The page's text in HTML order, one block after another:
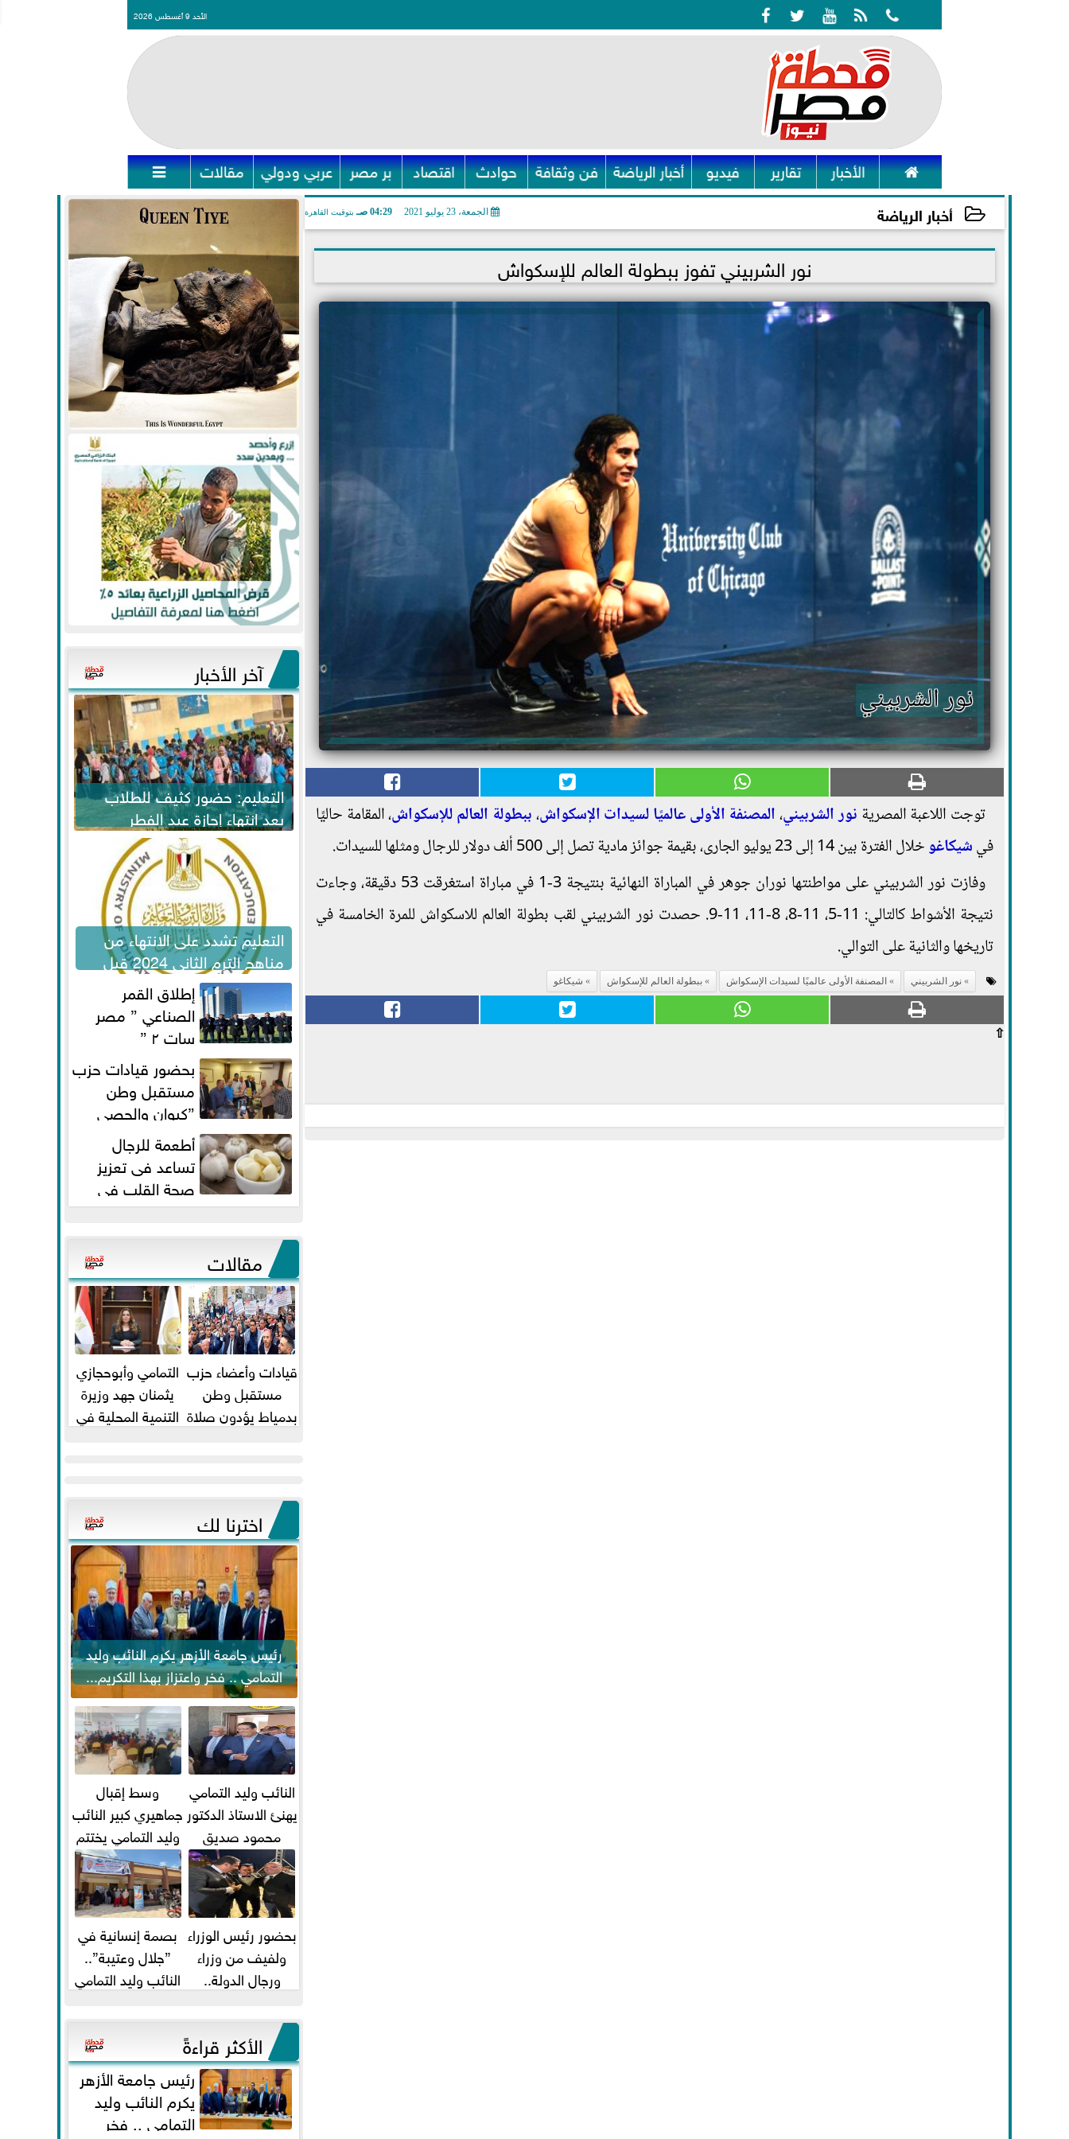
     الأحد 9 أغسطس 2026
 الأخبار تقارير فيديو أخبار الرياضة فن وثقافة حوادث اقتصاد بر مصر عربي ودولي مقالات 
أخبار الرياضة الجمعة، 23 يوليو 2021 04:29 صـ بتوقيت القاهرة
2021-07-23 04:29:16 نور الشربيني تفوز ببطولة العالم للإسكواش
نور الشربيني
توجت اللاعبة المصرية نور الشربيني،المصنفة الأولى عالميًا لسيدات الإسكواش،ببطولة العالم للإسكواش، المقامة حاليًا
فيشيكاغوخلال الفترة بين 14 إلى 23 يوليو الجارى، بقيمة جوائز مادية تصل إلى 500 ألف دولار للرجال ومثلها للسيدات.
وفازت نور الشربيني على مواطنتها نوران جوهر في المباراة النهائية بنتيجة 3-1 في مباراة استغرقت 53 دقيقة، وجاءت
نتيجة الأشواط كالتالي: 11-5، 11-8، 8-11، 11-9. حصدت نور الشربيني لقب بطولة العالم للاسكواش للمرة الخامسة في
تاريخها والثانية على التوالي.
نور الشربيني المصنفة الأولى عالميًا لسيدات الإسكواش ببطولة العالم للإسكواش شيكاغو
⇧
آخر الأخبار
التعليم: حضور كثيف للطلاب
بعد انتهاء إجازة عيد الفطر
لاستكمال المناهج
التعليم تشدد على الانتهاء من
مناهج الترم الثاني 2024 قبل
الامتحانات
إطلاق القمر
الصناعي ” مصر
سات ٢ ”
بحضور قيادات حزب
مستقبل وطن
”كيوان والحصي
والتمامي وابوحجازي وعيسي” أمانه
كفر...
أطعمة للرجال
تساعد فى تعزيز
صحة القلب فى
سن الأربعين
مقالات
قيادات وأعضاء حزب
مستقبل وطن
بدمياط يؤدون صلاة
التمامي وأبوحجازي
يثمنان جهد وزيرة
التنمية المحلية في
اخترنا لك
رئيس جامعة الأزهر يكرم النائب وليد
التمامي .. فخر واعتزاز بهذا التكريم...
النائب وليد التمامي
يهنئ الاستاذ الدكتور
محمود صديق
تكليفة قائم باعمال
...
وسط إقبال
جماهيري كبير النائب
وليد التمامي يختتم
أضخم قافلة طبية
مجانية...
بحضور رئيس الوزراء
ولفيف من وزراء
ورجال الدولة..
ومحمد...
بصمة إنسانية في
”جلال وعتيبة”..
النائب وليد التمامي
شيحة يداويان...
الأكثر قراءةً
رئيس جامعة الأزهر
يكرم النائب وليد
التمامي .. فخر